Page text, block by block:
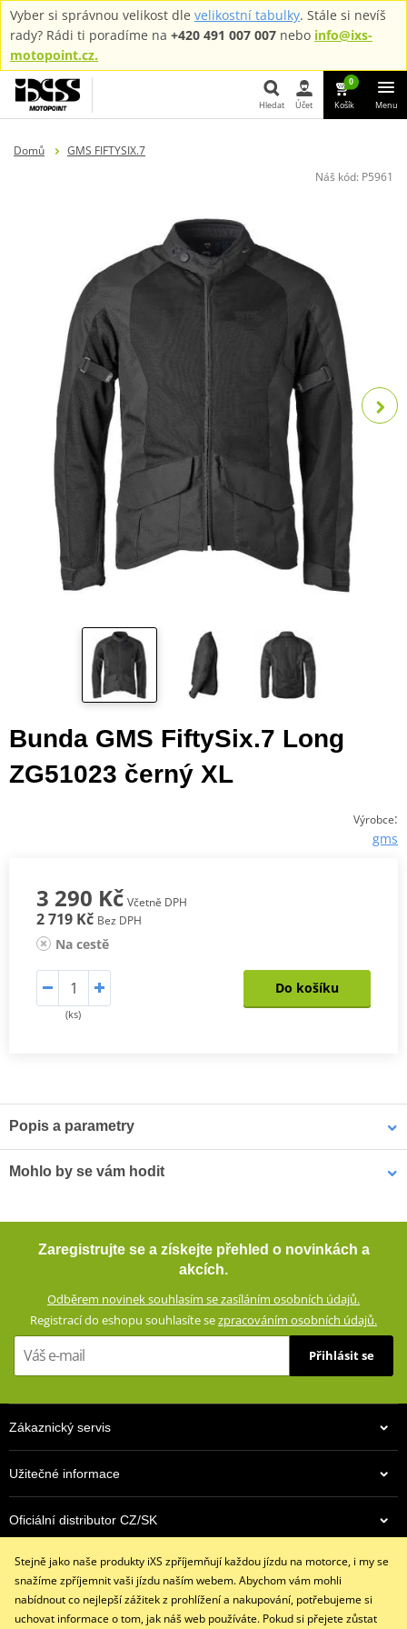
Vyber si správnou velikost dle velikostní tabulky. Stále si nevíš
rady? Rádi ti poradíme na +420 491 007 007 nebo info@ixs-
motopoint.cz.
Hledat Účet
0
Košík Menu
Domů
GMS FIFTYSIX.7
Náš kód: P5961
Bunda GMS FiftySix.7 Long
ZG51023 černý XL
Výrobce:
gms
3 290 Kč Včetně DPH
2 719 Kč Bez DPH
Na cestě
(ks)
Do košíku
Popis a parametry
Vysoce oděruvzdorná síťovaná tkanina (100% polyester)
Výškově nastavitelné chrániče loktů a ramen (certifikace CE,
Oblasti náchylné k pádu zesílené dvojitou vrstvou materiálu
Velké síťované panely pro optimální ventilaci
Nastavení šířky v pase
Konce rukávů se dvěma suchými zipy a zipem
Velká zadní kapsa
KOMPATIBILNÍ S KALHOTAMI: FIFTYSIX.7 ZG63014
size chart GMS
PDF GMS SIZE
PDF GMS SIZES
Mohlo by se vám hodit
Zaregistrujte se a získejte přehled o novinkách a
akcích.
Odběrem novinek souhlasím se zasíláním osobních údajů.
Registrací do eshopu souhlasíte sezpracováním osobních údajů.
Přihlásit se
Zákaznický servis
Užitečné informace
Oficiální distributor CZ/SK
Kontaktujte nás
info@ixs-motopoint.cz
Stejně jako naše produkty iXS zpříjemňují každou jízdu na motorce, i my se
snažíme zpříjemnit vaši jízdu naším webem. Abychom vám mohli
nabídnout co nejlepší zážitek z prohlížení a nakupování, potřebujeme si
uchovat informace o tom, jak náš web používáte. Pokud si přejete zůstat